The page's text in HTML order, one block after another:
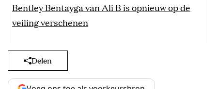
Bentley Bentayga van Ali B is opnieuw op de
veiling verschenen
Delen